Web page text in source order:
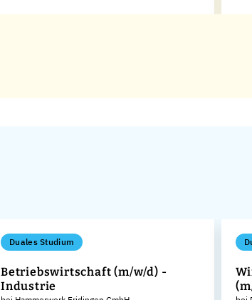
Duales Studium
Betriebswirtschaft (m/w/d) -
Industrie